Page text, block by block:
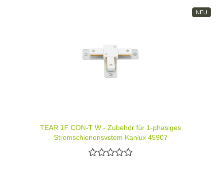
NEU
TEAR 1F CON-T W - Zubehör für 1-phasiges
Stromschienensystem Kanlux 45907